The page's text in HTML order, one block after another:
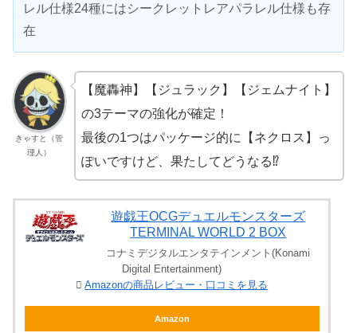
レル仕様24種にはシークレットレアパラレル仕様も存
在
きゃすと（管
理人）
【魔轟神】【ジュラック】【ジェムナイト】
の3テーマの強化が確定！
最後の1つはパッケージ的に【ネクロス】っ
ぽいですけど、果たしてどうなる⁉
遊戯王OCGデュエルモンスターズ
TERMINAL WORLD 2 BOX
コナミデジタルエンタテインメント(Konami
Digital Entertainment)
Amazonの商品レビュー・口コミを見る
Amazon